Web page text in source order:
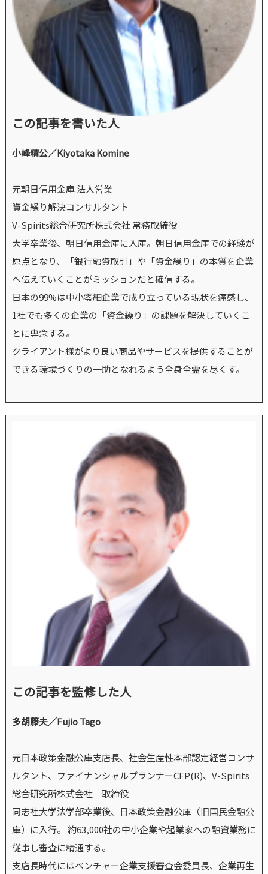
この記事を書いた人
小峰精公／Kiyotaka Komine
元朝日信用金庫 法人営業
資金繰り解決コンサルタント
V-Spirits総合研究所株式会社 常務取締役
大学卒業後、朝日信用金庫に入庫。朝日信用金庫での経験が
原点となり、「銀行融資取引」や「資金繰り」の本質を企業
へ伝えていくことがミッションだと確信する。
日本の99%は中小零細企業で成り立っている現状を痛感し、
1社でも多くの企業の「資金繰り」の課題を解決していくこ
とに専念する。
クライアント様がより良い商品やサービスを提供することが
できる環境づくりの一助となれるよう全身全霊を尽くす。
この記事を監修した人
多胡藤夫／Fujio Tago
元日本政策金融公庫支店長、社会生産性本部認定経営コンサ
ルタント、ファイナンシャルプランナーCFP(R)、V-Spirits
総合研究所株式会社 取締役
同志社大学法学部卒業後、日本政策金融公庫（旧国民金融公
庫）に入行。 約63,000社の中小企業や起業家への融資業務に
従事し審査に精通する。
支店長時代にはベンチャー企業支援審査会委員長、企業再生